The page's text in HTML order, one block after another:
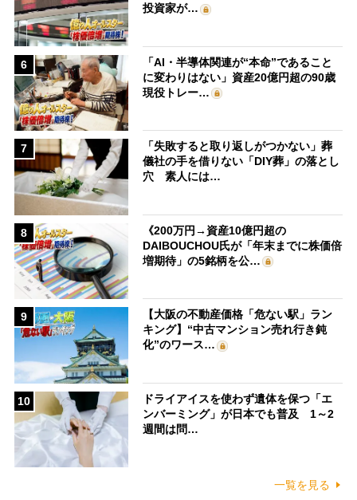
投資家が…
6
「AI・半導体関連が“本命”であること
に変わりはない」資産20億円超の90歳
現役トレー…
7
「失敗すると取り返しがつかない」葬
儀社の手を借りない「DIY葬」の落とし
穴 素人には…
8
《200万円→資産10億円超の
DAIBOUCHOU氏が「年末までに株価倍
増期待」の5銘柄を公…
9
【大阪の不動産価格「危ない駅」ラン
キング】“中古マンション売れ行き鈍
化”のワース…
10
ドライアイスを使わず遺体を保つ「エ
ンバーミング」が日本でも普及 1～2
週間は問…
一覧を見る